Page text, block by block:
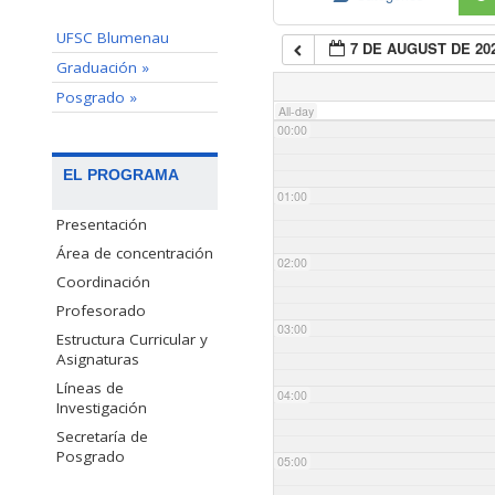
UFSC Blumenau
Graduación »
Posgrado »
EL PROGRAMA
Presentación
Área de concentración
Coordinación
Profesorado
Estructura Curricular y
Asignaturas
Líneas de
Investigación
Secretaría de
Posgrado
7 DE AUGUST DE
All-day
00:00
01:00
02:00
03:00
04:00
05:00